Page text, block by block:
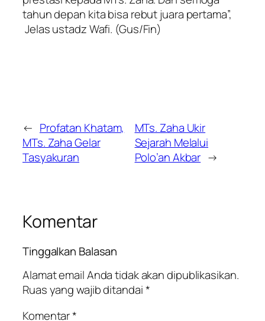
tahun depan kita bisa rebut juara pertama”,
Jelas ustadz Wafi. (Gus/Fin)
← Profatan Khatam,
MTs. Zaha Gelar
Tasyakuran
MTs. Zaha Ukir
Sejarah Melalui
Polo’an Akbar →
Komentar
Tinggalkan Balasan
Alamat email Anda tidak akan dipublikasikan.
Ruas yang wajib ditandai*
Komentar*